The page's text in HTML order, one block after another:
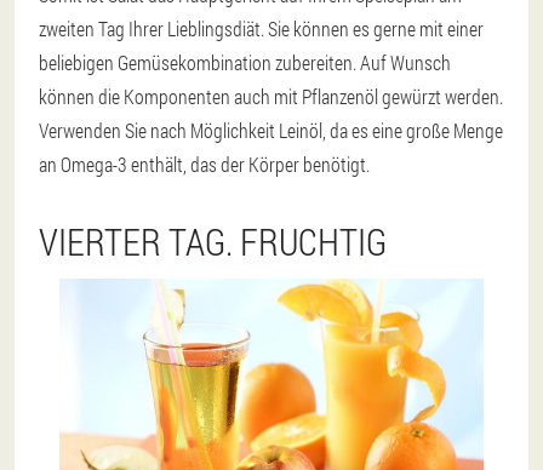
zweiten Tag Ihrer Lieblingsdiät. Sie können es gerne mit einer
beliebigen Gemüsekombination zubereiten. Auf Wunsch
können die Komponenten auch mit Pflanzenöl gewürzt werden.
Verwenden Sie nach Möglichkeit Leinöl, da es eine große Menge
an Omega-3 enthält, das der Körper benötigt.
VIERTER TAG. FRUCHTIG